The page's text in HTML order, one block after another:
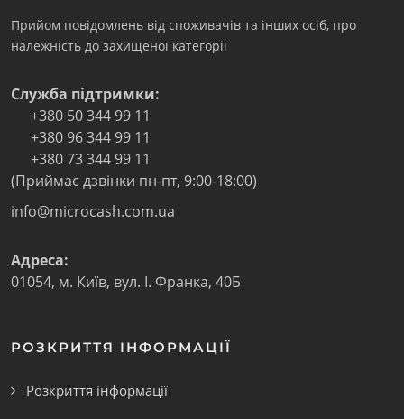
Прийом повідомлень від споживачів та інших осіб, про
належність до захищеної категорії
Служба підтримки:
+380 50 344 99 11
+380 96 344 99 11
+380 73 344 99 11
(Приймає дзвінки пн-пт, 9:00-18:00)
info@microcash.com.ua
Адреса:
01054, м. Київ, вул. І. Франка, 40Б
РОЗКРИТТЯ ІНФОРМАЦІЇ
Розкриття інформації